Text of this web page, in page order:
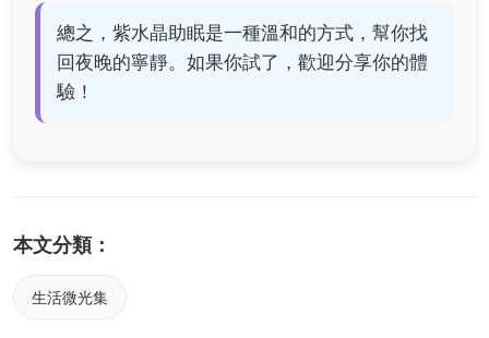
總之，紫水晶助眠是一種溫和的方式，幫你找
回夜晚的寧靜。如果你試了，歡迎分享你的體
驗！
本文分類：
生活微光集